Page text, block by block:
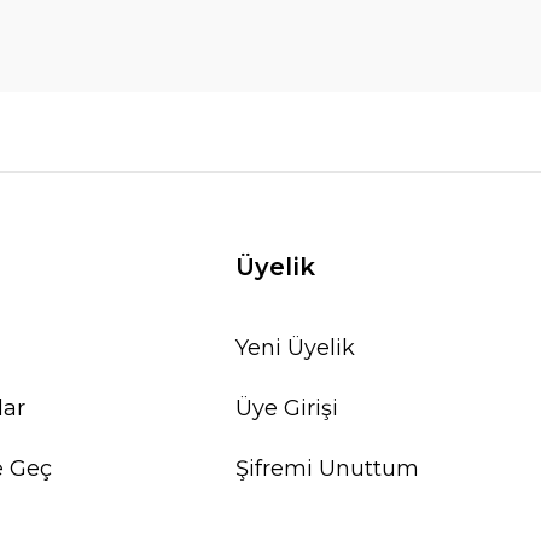
Geç
Üyelik
Yeni Üyelik
Üye Girişi
Şifremi Unuttum